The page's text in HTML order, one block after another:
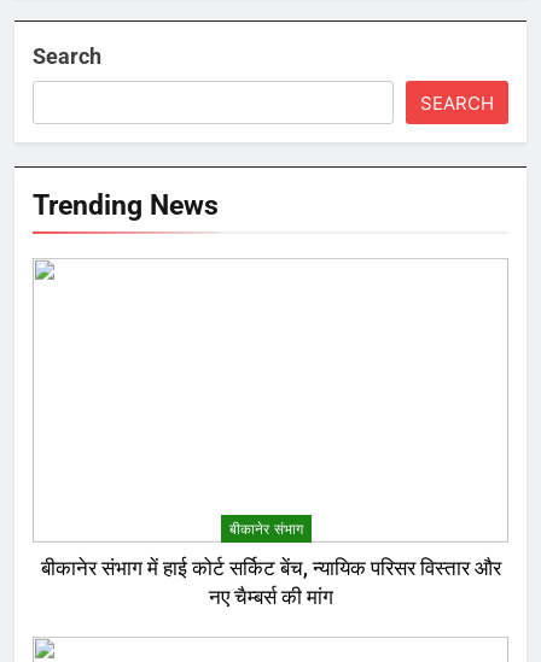
Search
SEARCH
Trending News
बीकानेर संभाग
बीकानेर संभाग में हाई कोर्ट सर्किट बेंच, न्यायिक परिसर विस्तार और
नए चैम्बर्स की मांग